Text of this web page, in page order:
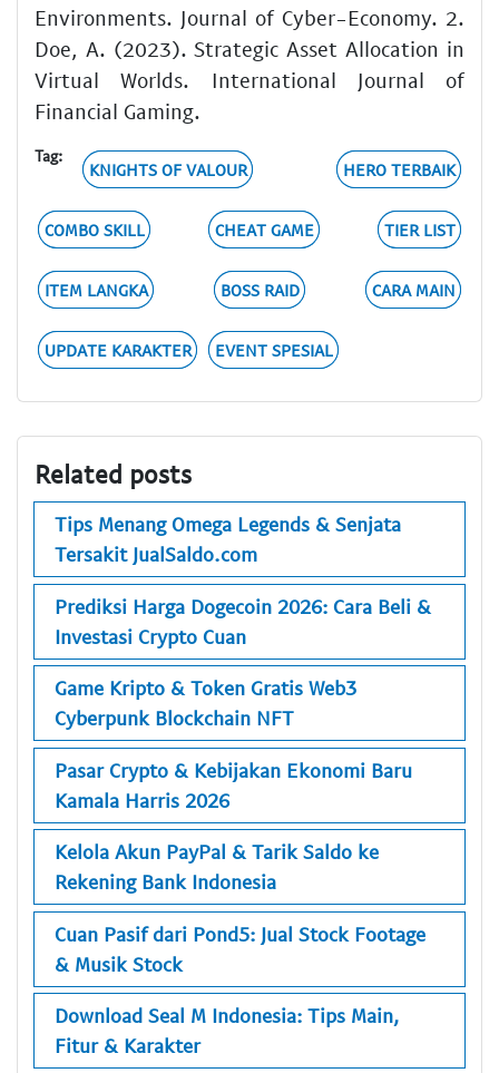
Environments. Journal of Cyber-Economy. 2.
Doe, A. (2023). Strategic Asset Allocation in
Virtual Worlds. International Journal of
Financial Gaming.
Tag:
KNIGHTS OF VALOUR HERO TERBAIK
COMBO SKILL CHEAT GAME TIER LIST
ITEM LANGKA BOSS RAID CARA MAIN
UPDATE KARAKTER EVENT SPESIAL
Related posts
Tips Menang Omega Legends & Senjata
Tersakit JualSaldo.com
Prediksi Harga Dogecoin 2026: Cara Beli &
Investasi Crypto Cuan
Game Kripto & Token Gratis Web3
Cyberpunk Blockchain NFT
Pasar Crypto & Kebijakan Ekonomi Baru
Kamala Harris 2026
Kelola Akun PayPal & Tarik Saldo ke
Rekening Bank Indonesia
Cuan Pasif dari Pond5: Jual Stock Footage
& Musik Stock
Download Seal M Indonesia: Tips Main,
Fitur & Karakter